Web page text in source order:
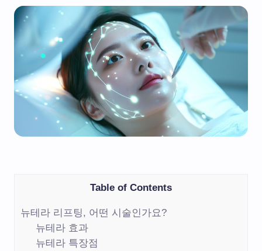
Table of Contents
뉴테라 리프팅, 어떤 시술인가요?
뉴테라 효과
뉴테라 특장점